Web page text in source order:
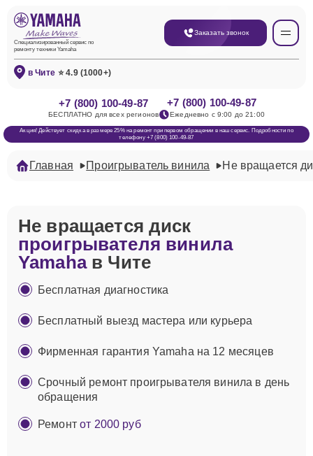
Специализированный сервис по
ремонту техники Yamaha
Заказать звонок
в Чите ⭐ 4.9 (1000+)
+7 (800) 100-49-87
БЕСПЛАТНО для всех регионов
+7 (800) 100-49-87
Ежедневно с 9:00 до 21:00
Акция! Действует скидка в размере 25% на ремонт при первом обращении в наш сервис. Подробности по
телефону +7 (800) 100-49-87
Главная Проигрыватель винила Не вращается
Не вращается диск
проигрывателя винила
Yamahaв Чите
Бесплатная диагностика
Бесплатный выезд мастера или курьера
Фирменная гарантия Yamaha на 12 месяцев
Срочный ремонт проигрывателя винила в день
обращения
Ремонтот 2000 руб